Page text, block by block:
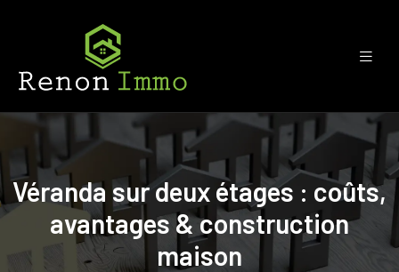
Véranda sur deux étages : coûts,
avantages & construction
maison